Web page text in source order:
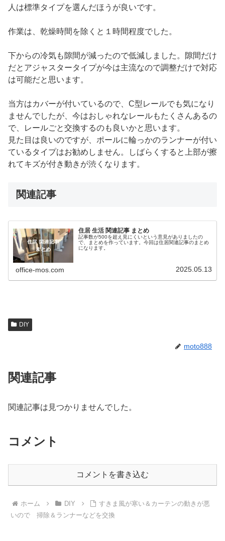
人は標準タイプを選んだほうが良いです。
作業は、乾燥時間を除くと１時間程度でした。
下からの冷気も隙間が減ったので低減しました。隙間だけ
だとアジャスタータイプが今は主流なので調整だけで対応
は可能だと思います。
当方はカバーが付いているので、C型レールでも気になり
ませんでしたが、今はおしゃれなレールもたくさんあるの
で、レールごと交換するのも良いかと思います。
見た目は良いのですが、ポールに輪っかのランナーが付い
ているタイプはお勧めしません。しばらくすると上部が擦
れてキズが付き動きが渋くなります。
関連記事
住居 生活 関連記事 まとめ
記事数が500を超え見にくいという意見がありましたの
で、まとめを作っています。今回は住居関連記事のまとめ
になります。
office-mos.com 2025.05.13
DIY
moto888
関連記事
関連記事は見つかりませんでした。
コメント
コメントを書き込む
ホーム DIY
すきま風が寒い＆カーテンの動きが悪
いので 掃除＆ランナーなどを交換